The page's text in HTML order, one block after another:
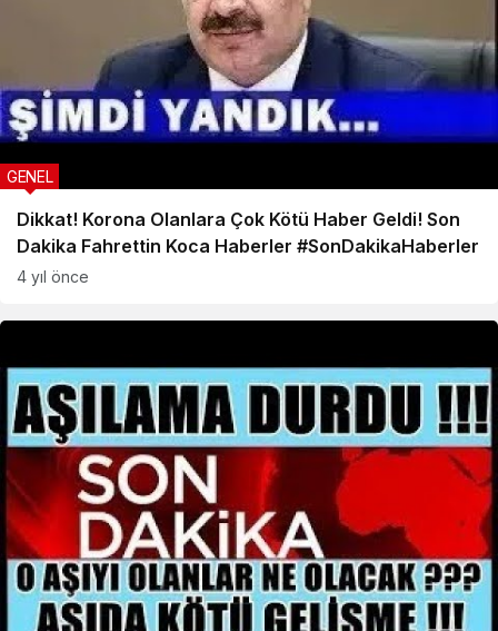
Dikkat! Korona Olanlara Çok Kötü Haber Geldi! Son
Dakika Fahrettin Koca Haberler #SonDakikaHaberler
GENEL
4 yıl önce